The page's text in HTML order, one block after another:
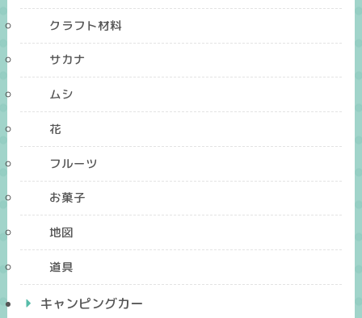
クラフト材料
サカナ
ムシ
花
フルーツ
お菓子
地図
道具
キャンピングカー